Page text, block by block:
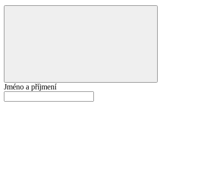
Jméno a příjmení